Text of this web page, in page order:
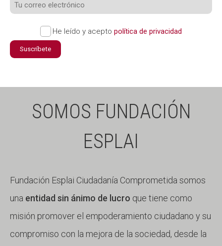
He leído y acepto política de privacidad
Suscríbete
SOMOS FUNDACIÓN
ESPLAI
Fundación Esplai Ciudadanía Comprometida somos
una entidad sin ánimo de lucro que tiene como
misión promover el empoderamiento ciudadano y su
compromiso con la mejora de la sociedad, desde la